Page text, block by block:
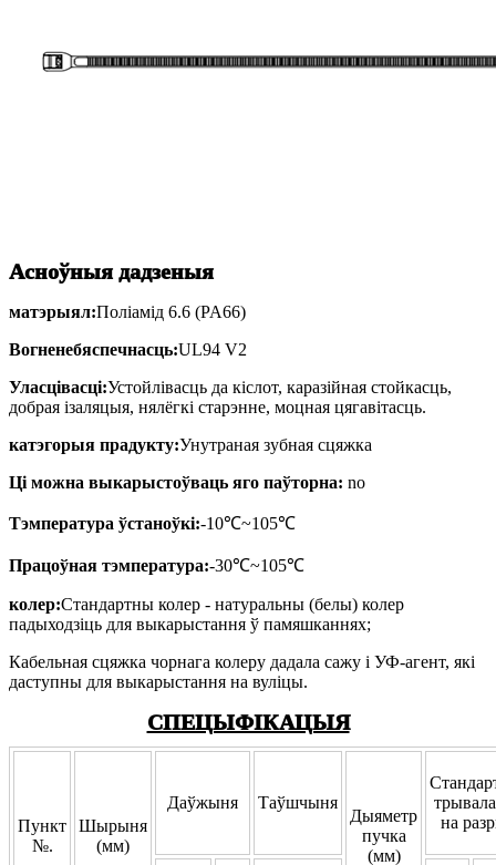
Асноўныя дадзеныя
матэрыял:Поліамід 6.6 (PA66)
Вогненебяспечнасць:UL94 V2
Уласцівасці:Устойлівасць да кіслот, каразійная стойкасць,
добрая ізаляцыя, нялёгкі старэнне, моцная цягавітасць.
катэгорыя прадукту:Унутраная зубная сцяжка
Ці можна выкарыстоўваць яго паўторна: no
Тэмпература ўстаноўкі:-10℃~105℃
Працоўная тэмпература:-30℃~105℃
колер:Стандартны колер - натуральны (белы) колер
падыходзіць для выкарыстання ў памяшканнях;
Кабельная сцяжка чорнага колеру дадала сажу і УФ-агент, які
даступны для выкарыстання на вуліцы.
СПЕЦЫФІКАЦЫЯ
Пункт
№.
Шырыня
(мм)
Даўжыня Таўшчыня
Дыяметр
пучка
(мм)
на